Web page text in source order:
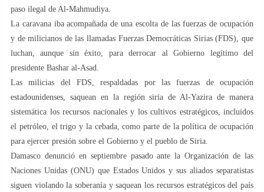
paso ilegal de Al-Mahmudiya.
La caravana iba acompañada de una escolta de las fuerzas de ocupación
y de milicianos de las llamadas Fuerzas Democráticas Sirias (FDS), que
luchan, aunque sin éxito, para derrocar al Gobierno legítimo del
presidente Bashar al-Asad.
Las milicias del FDS, respaldadas por las fuerzas de ocupación
estadounidenses, saquean en la región siria de Al-Yazira de manera
sistemática los recursos nacionales y los cultivos estratégicos, incluidos
el petróleo, el trigo y la cebada, como parte de la política de ocupación
para ejercer presión sobre el Gobierno y el pueblo de Siria.
Damasco denunció en septiembre pasado ante la Organización de las
Naciones Unidas (ONU) que Estados Unidos y sus aliados separatistas
siguen violando la soberanía y saquean los recursos estratégicos del país